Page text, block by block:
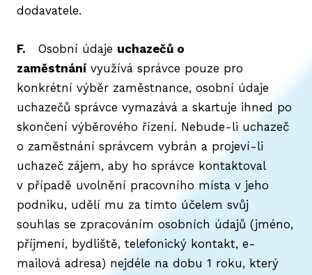
dodavatele.
F. Osobní údaje uchazečů o
zaměstnání využívá správce pouze pro
konkrétní výběr zaměstnance, osobní údaje
uchazečů správce vymazává a skartuje ihned po
skončení výběrového řízení. Nebude-li uchazeč
o zaměstnání správcem vybrán a projeví-li
uchazeč zájem, aby ho správce kontaktoval
v případě uvolnění pracovního místa v jeho
podniku, udělí mu za tímto účelem svůj
souhlas se zpracováním osobních údajů (jméno,
příjmení, bydliště, telefonický kontakt, e-
mailová adresa) nejdéle na dobu 1 roku, který